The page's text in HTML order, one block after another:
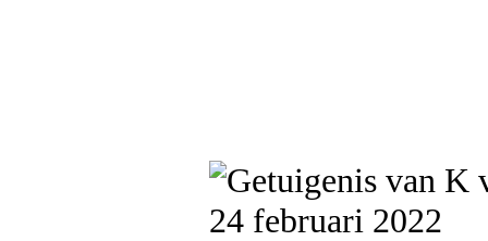
24 februari 2022